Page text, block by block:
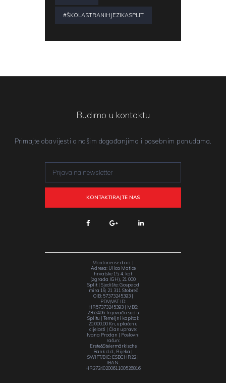
#ŠKOLASTRANIHJEZIKASPLIT
Budimo u kontaktu
Primajte obavijesti o našim događanjima i posebnim ponudama.
Montanense d.o.o. |
Adresa: Ulica Matice
hrvatske 15, 4. kat
(zgrada IGH), 21 000
Split | Sjedište: Gospe od
mira 19, 21 311 Stobreč
OIB: 57373245393 |
PDV/VAT ID:
HR57373245393 | MBS:
2362406 Trgovački sud u
Splitu | Temeljni kapital:
20.000,00 Kn, uplaćen u
cijelosti | Član uprave:
Ivana Prodan | Poslovni
račun:
Erste&Steiermärkische
Bank d.d., Rijeka |
SWIFT/BIC: ESBCHR22 |
IBAN:
HR2724020061100526816